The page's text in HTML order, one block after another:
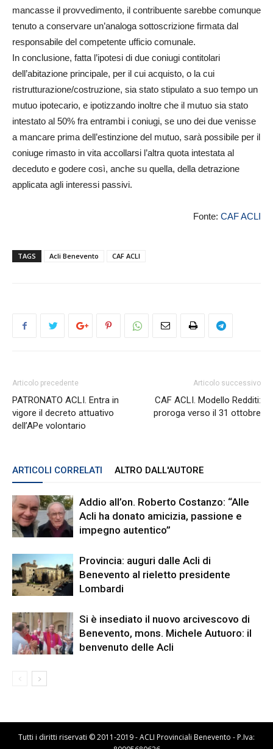
mancasse il provvedimento, il contribuente sarebbe comunque
tenuto a conservare un’analoga sottoscrizione firmata dal
responsabile del competente ufficio comunale.
In conclusione, fatta l’ipotesi di due coniugi contitolari
dell’abitazione principale, per il cui acquisto, o la cui
ristrutturazione/costruzione, sia stato stipulato a suo tempo un
mutuo ipotecario, e ipotizzando inoltre che il mutuo sia stato
intestato al 50% fra entrambi i coniugi, se uno dei due venisse
a mancare prima dell’estinzione del mutuo, sarà possibile per il
coniuge rimasto in vita accollarsi l’altra quota intestata al
deceduto e godere così, anche su quella, della detrazione
applicata agli interessi passivi.
Fonte: CAF ACLI
TAGS Acli Benevento CAF ACLI
Articolo precedente
PATRONATO ACLI. Entra in
vigore il decreto attuativo
dell’APe volontario
Articolo successivo
CAF ACLI. Modello Redditi:
proroga verso il 31 ottobre
ARTICOLI CORRELATI ALTRO DALL'AUTORE
Addio all’on. Roberto Costanzo: “Alle
Acli ha donato amicizia, passione e
impegno autentico”
Provincia: auguri dalle Acli di
Benevento al rieletto presidente
Lombardi
Si è insediato il nuovo arcivescovo di
Benevento, mons. Michele Autuoro: il
benvenuto delle Acli
Tutti i diritti riservati © 2011-2019 - ACLI Provinciali Benevento - P.Iva: